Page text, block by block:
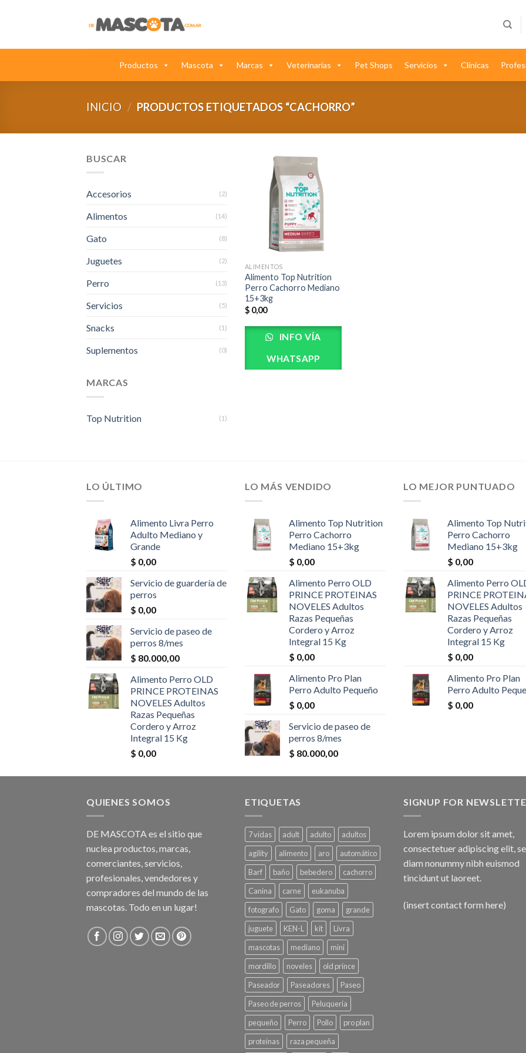
Productos Mascota Marcas Veterinarias Pet Shops Servicios Clínicas
INICIO / PRODUCTOS ETIQUETADOS “CACHORRO”
BUSCAR
Accesorios (2)
Alimentos (14)
Gato (8)
Juguetes (2)
Perro (13)
Servicios (5)
Snacks (1)
Suplementos (0)
MARCAS
Top Nutrition (1)
ALIMENTOS
Alimento Top Nutrition
Perro Cachorro Mediano
15+3kg
$0,00
INFO VÍA
WHATSAPP
LO ÚLTIMO
Alimento Livra Perro
Adulto Mediano y
Grande
$ 0,00
Servicio de guardería de
perros
$ 0,00
Servicio de paseo de
perros 8/mes
$ 80.000,00
Alimento Perro OLD
PRINCE PROTEINAS
NOVELES Adultos
Razas Pequeñas
Cordero y Arroz
Integral 15 Kg
$ 0,00
LO MÁS VENDIDO
Alimento Top Nutrition
Perro Cachorro
Mediano 15+3kg
$ 0,00
Alimento Perro OLD
PRINCE PROTEINAS
NOVELES Adultos
Razas Pequeñas
Cordero y Arroz
Integral 15 Kg
$ 0,00
Alimento Pro Plan
Perro Adulto Pequeño
$ 0,00
Servicio de paseo de
perros 8/mes
$ 80.000,00
LO MEJOR PUNTUADO
Alimento Top
Perro Cachorro
Mediano 15+3kg
$ 0,00
Alimento Perro
PRINCE
NOVELES Adultos
Razas Pequeñas
Cordero y Arroz
Integral 15 Kg
$ 0,00
Alimento Pro Plan
Perro Adulto
$ 0,00
QUIENES SOMOS
DE MASCOTA es el sitio que
nuclea productos, marcas,
comerciantes, servicios,
profesionales, vendedores y
compradores del mundo de las
mascotas. Todo en un lugar!
ETIQUETAS
7 vidas adult adulto
adultos
agility
alimento aro
automático
Barf
baño bebedero
cachorro
Canina
carne
eukanuba
fotografo
Gato goma
grande
juguete
KEN-L kit
Livra
mascotas
mediano
mini
mordillo
noveles
old prince
Paseador
Paseadores
Paseo
Paseo de perros
Peluqueria
pequeño
Perro Pollo
pro plan
proteinas
raza pequeña
SIGNUP FOR
Lorem ipsum dolor sit amet,
consectetuer adipiscing elit,
diam nonummy nibh euismod
tincidunt ut laoreet.
(insert contact form here)